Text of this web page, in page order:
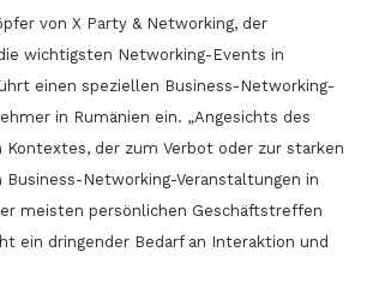
von X Party & Networking, der
wichtigsten Networking-Events in
einen speziellen Business-Networking-
in Rumänien ein. „Angesichts des
Kontextes, der zum Verbot oder zur starken
Business-Networking-Veranstaltungen in
meisten persönlichen Geschäftstreffen
ein dringender Bedarf an Interaktion und